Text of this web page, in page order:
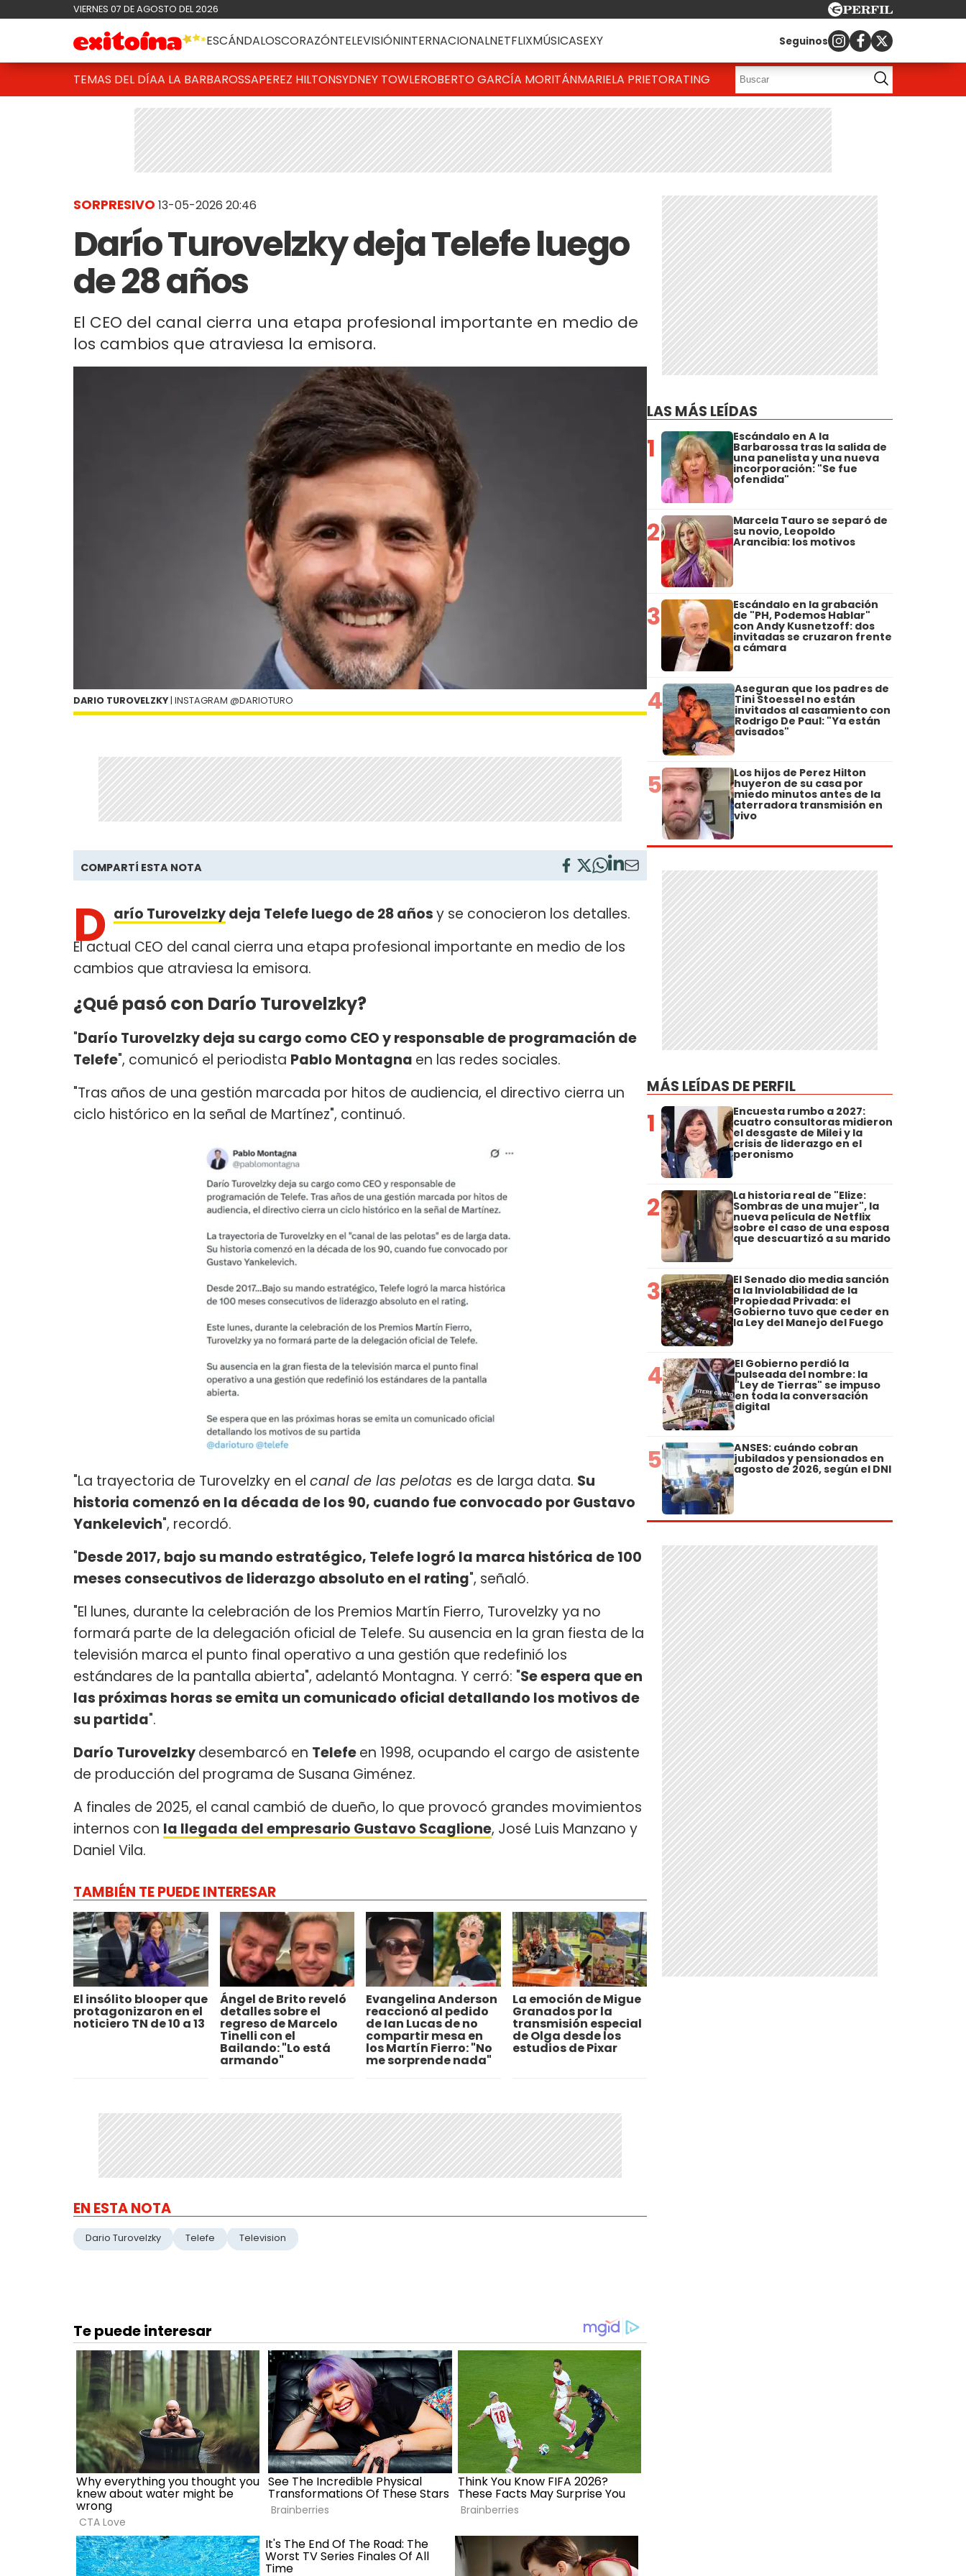
VIERNES 07 DE AGOSTO DEL 2026
ESCÁNDALOSCORAZÓNTELEVISIÓNINTERNACIONALNETFLIXMÚSICASEXY Seguinos
TEMAS DEL DÍAA LA BARBAROSSAPEREZ HILTONSYDNEY TOWLEROBERTO GARCÍA MORITÁNMARIELA PRIETORATING
SORPRESIVO 13-05-2026 20:46
Darío Turovelzky deja Telefe luego
de 28 años
El CEO del canal cierra una etapa profesional importante en medio de
los cambios que atraviesa la emisora.
DARIO TUROVELZKY| INSTAGRAM @DARIOTURO
COMPARTÍ ESTA NOTA
D arío Turovelzkydeja Telefe luego de 28 añosy se conocieron los detalles.
El actual CEO del canal cierra una etapa profesional importante en medio de los
cambios que atraviesa la emisora.
¿Qué pasó con Darío Turovelzky?
"Darío Turovelzky deja su cargo como CEO y responsable de programación de
Telefe", comunicó el periodista Pablo Montagna en las redes sociales.
"Tras años de una gestión marcada por hitos de audiencia, el directivo cierra un
ciclo histórico en la señal de Martínez", continuó.
"La trayectoria de Turovelzky en el canal de las pelotas es de larga data. Su
historia comenzó en la década de los 90, cuando fue convocado por Gustavo
Yankelevich", recordó.
"Desde 2017, bajo su mando estratégico, Telefe logró la marca histórica de 100
meses consecutivos de liderazgo absoluto en el rating", señaló.
"El lunes, durante la celebración de los Premios Martín Fierro, Turovelzky ya no
formará parte de la delegación oficial de Telefe. Su ausencia en la gran fiesta de la
televisión marca el punto final operativo a una gestión que redefinió los
estándares de la pantalla abierta", adelantó Montagna. Y cerró: "Se espera que en
las próximas horas se emita un comunicado oficial detallando los motivos de
su partida".
Darío Turovelzkydesembarcó en Telefeen 1998, ocupando el cargo de asistente
de producción del programa de Susana Giménez.
A finales de 2025, el canal cambió de dueño, lo que provocó grandes movimientos
internos con la llegada del empresario Gustavo Scaglione, José Luis Manzano y
Daniel Vila.
TAMBIÉN TE PUEDE INTERESAR
El insólito blooper que
protagonizaron en el
noticiero TN de 10 a 13
Ángel de Brito reveló
detalles sobre el
regreso de Marcelo
Tinelli con el
Bailando: "Lo está
armando"
Evangelina Anderson
reaccionó al pedido
de Ian Lucas de no
compartir mesa en
los Martín Fierro: "No
me sorprende nada"
La emoción de Migue
Granados por la
transmisión especial
de Olga desde los
estudios de Pixar
EN ESTA NOTA
Dario Turovelzky Telefe Television
LAS MÁS LEÍDAS
1 Escándalo en A la
Barbarossa tras la salida de
una panelista y una nueva
incorporación: "Se fue
ofendida"
2 Marcela Tauro se separó de
su novio, Leopoldo
Arancibia: los motivos
3 Escándalo en la grabación
de "PH, Podemos Hablar"
con Andy Kusnetzoff: dos
invitadas se cruzaron frente
a cámara
4 Aseguran que los padres de
Tini Stoessel no están
invitados al casamiento con
Rodrigo De Paul: "Ya están
avisados"
5 Los hijos de Perez Hilton
huyeron de su casa por
miedo minutos antes de la
aterradora transmisión en
vivo
MÁS LEÍDAS DE PERFIL
1 Encuesta rumbo a 2027:
cuatro consultoras midieron
el desgaste de Milei y la
crisis de liderazgo en el
peronismo
2 La historia real de "Elize:
Sombras de una mujer", la
nueva película de Netflix
sobre el caso de una esposa
que descuartizó a su marido
3 El Senado dio media sanción
a la Inviolabilidad de la
Propiedad Privada: el
Gobierno tuvo que ceder en
la Ley del Manejo del Fuego
4 El Gobierno perdió la
pulseada del nombre: la
"Ley de Tierras" se impuso
en toda la conversación
digital
5 ANSES: cuándo cobran
jubilados y pensionados en
agosto de 2026, según el DNI